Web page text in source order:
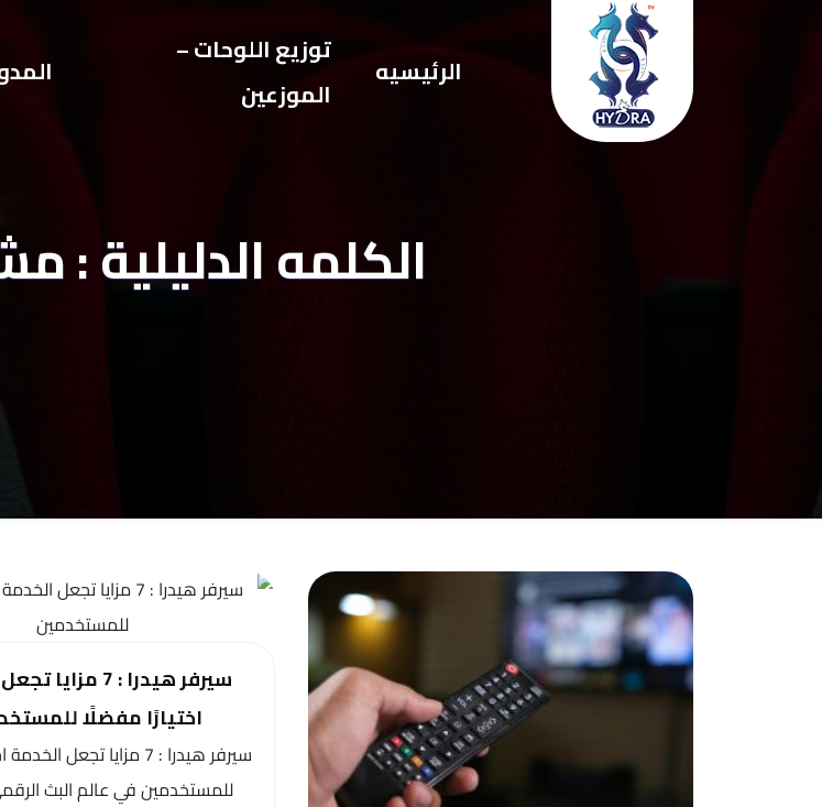
الرئيسيه
توزيع اللوحات –
الموزعين
الكلمه الدليلية :
سيرفر هيدرا : 7
اختيارًا مفضلًا
سيرفر هيدرا : 7 مزايا تجعل
للمستخدمين في عالم البث